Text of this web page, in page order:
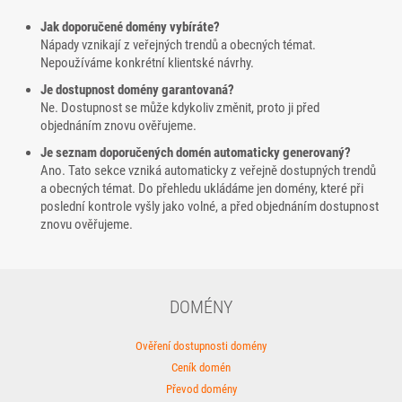
Jak doporučené domény vybíráte?
Nápady vznikají z veřejných trendů a obecných témat.
Nepoužíváme konkrétní klientské návrhy.
Je dostupnost domény garantovaná?
Ne. Dostupnost se může kdykoliv změnit, proto ji před
objednáním znovu ověřujeme.
Je seznam doporučených domén automaticky generovaný?
Ano. Tato sekce vzniká automaticky z veřejně dostupných trendů
a obecných témat. Do přehledu ukládáme jen domény, které při
poslední kontrole vyšly jako volné, a před objednáním dostupnost
znovu ověřujeme.
DOMÉNY
Ověření dostupnosti domény
Ceník domén
Převod domény